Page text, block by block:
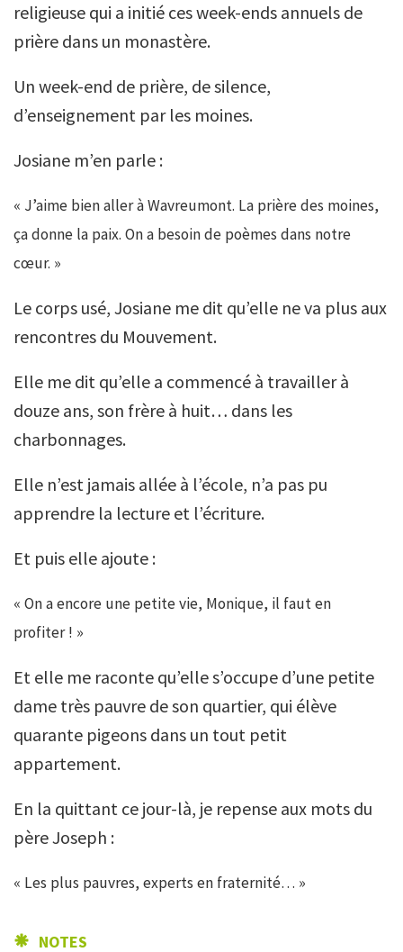
religieuse qui a initié ces week-ends annuels de
prière dans un monastère.
Un week-end de prière, de silence,
d’enseignement par les moines.
Josiane m’en parle :
« J’aime bien aller à Wavreumont. La prière des moines,
ça donne la paix. On a besoin de poèmes dans notre
cœur. »
Le corps usé, Josiane me dit qu’elle ne va plus aux
rencontres du Mouvement.
Elle me dit qu’elle a commencé à travailler à
douze ans, son frère à huit… dans les
charbonnages.
Elle n’est jamais allée à l’école, n’a pas pu
apprendre la lecture et l’écriture.
Et puis elle ajoute :
« On a encore une petite vie, Monique, il faut en
profiter ! »
Et elle me raconte qu’elle s’occupe d’une petite
dame très pauvre de son quartier, qui élève
quarante pigeons dans un tout petit
appartement.
En la quittant ce jour-là, je repense aux mots du
père Joseph :
« Les plus pauvres, experts en fraternité… »
NOTES